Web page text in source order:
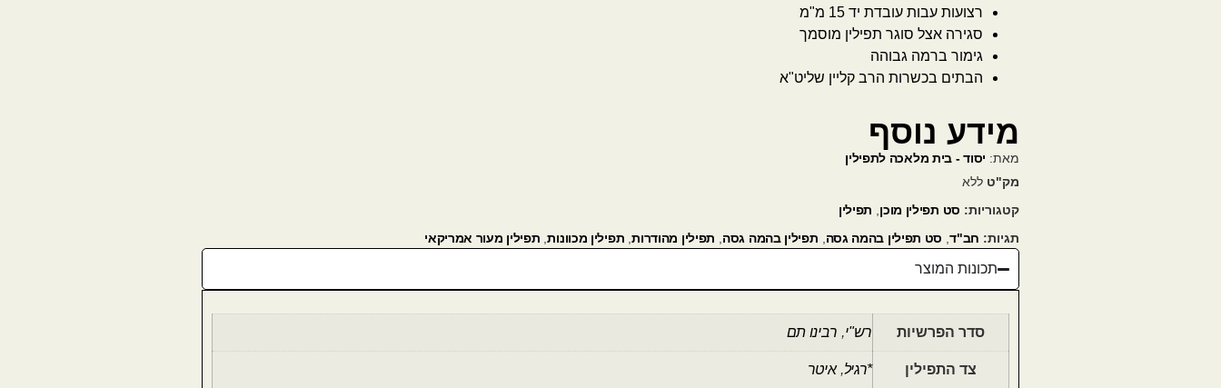
רצועות עבות עובדת יד 15 מ"מ
סגירה אצל סוגר תפילין מוסמך
גימור ברמה גבוהה
הבתים בכשרות הרב קליין שליט"א
מידע נוסף
מאת: יסוד - בית מלאכה לתפילין
מק"ט ללא
קטגוריות: סט תפילין מוכן
תפילין
תגיות: חב"ד, סט תפילין בהמה גסה תפילין בהמה גסה תפילין מהודרות, תפילין מכוונות, תפילין מעור אמריקאי
תכונות המוצר
סדר הפרשיות רש"י, רבינו תם
צד התפילין *רגיל,איטר